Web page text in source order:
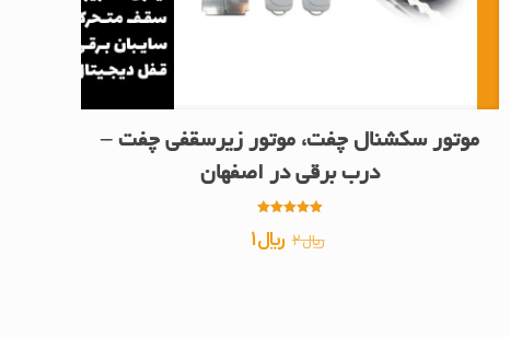
موتور سکشنال چفت، موتور زیرسقفی چفت –
درب برقی در اصفهان
5.00
از 5 ﷼2 قیمت
﷼1